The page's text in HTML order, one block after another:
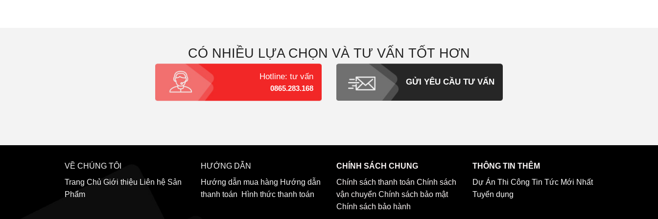
CÓ NHIỀU LỰA CHỌN VÀ TƯ VẤN TỐT HƠN
Hotline: tư vấn
0865.283.168
GỬI YÊU CẦU TƯ VẤN
VỀ CHÚNG TÔI
Trang Chủ Giới thiệu Liên hệ Sản
Phẩm
HƯỚNG DẪN
Hướng dẫn mua hàng Hướng dẫn
thanh toán
Hình thức thanh toán
CHÍNH SÁCH CHUNG
Chính sách thanh toán Chính sách
vận chuyển Chính sách bảo mật
Chính sách bảo hành
THÔNG TIN THÊM
Dự Án Thi Công Tin Tức Mới Nhất
Tuyển dụng